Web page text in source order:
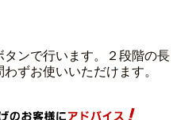
ンで行います。２段階の長
ずお使いいただけます。